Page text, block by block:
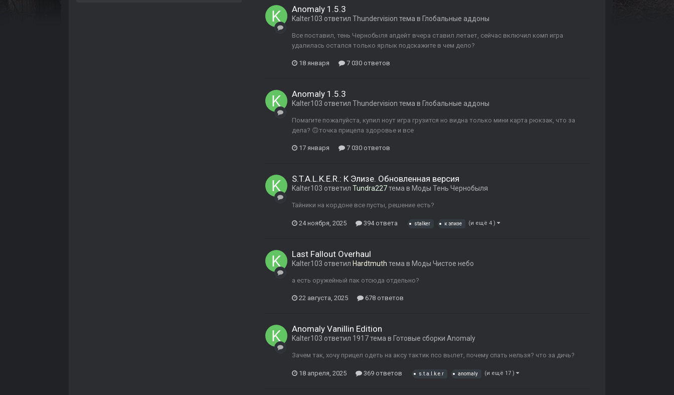
Anomaly 1.5.3
Kalter103 ответил Thundervision тема в Глобальные аддоны
Все поставил, тень Чернобыля апдейт вчера ставил летает, сейчас включил комп игра
удалилась остался только ярлык подскажите в чем дело?
18 января 7 030 ответов
Anomaly 1.5.3
Kalter103 ответил Thundervision тема в Глобальные аддоны
Помагите пожалуйста, купил ноут игра грузится но видна только мини карта рюкзак, что за
дела? 🙃точка прицела здоровье и все
17 января 7 030 ответов
S.T.A.L.K.E.R.: К Элизе. Обновленная версия
Kalter103 ответил Tundra227тема в Моды Тень Чернобыля
Тайники на кордоне все пусты, решение есть?
24 ноября, 2025 394 ответа stalker к элизе (и ещё 4 )
Last Fallout Overhaul
Kalter103 ответил Hardtmuth тема в Моды Чистое небо
а есть оружейный пак отсюда отдельно?
22 августа, 2025 678 ответов
Anomaly Vanillin Edition
Kalter103 ответил 1917тема в Готовые сборки Anomaly
Зачем так, хочу прицел одеть на аксу тактик псо вылет, почему спать нельзя? что за дичь?
18 апреля, 2025 369 ответов s.t.a.l.k.e.r anomaly (и ещё 17 )